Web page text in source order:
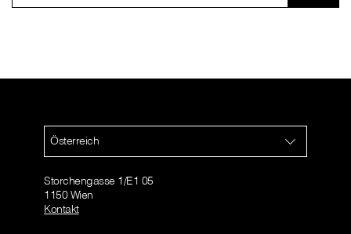
Österreich
Storchengasse 1/E1 05
1150 Wien
Kontakt